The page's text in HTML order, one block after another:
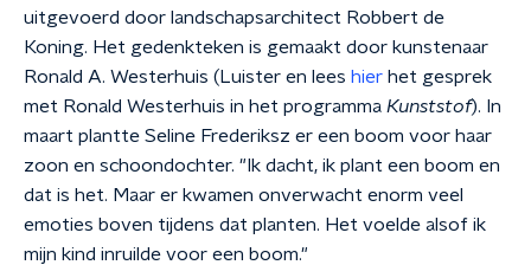
uitgevoerd door landschapsarchitect Robbert de
Koning. Het gedenkteken is gemaakt door kunstenaar
Ronald A. Westerhuis (Luister en lees hier het gesprek
met Ronald Westerhuis in het programma Kunststof). In
maart plantte Seline Frederiksz er een boom voor haar
zoon en schoondochter. "Ik dacht, ik plant een boom en
dat is het. Maar er kwamen onverwacht enorm veel
emoties boven tijdens dat planten. Het voelde alsof ik
mijn kind inruilde voor een boom."